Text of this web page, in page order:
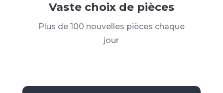
Vaste choix de pièces
Plus de 100 nouvelles pièces chaque
jour